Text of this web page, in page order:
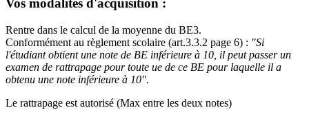
Vos modalités d'acquisition :
Rentre dans le calcul de la moyenne du BE3.
Conformément au règlement scolaire (art.3.3.2 page 6) : "Si
l'étudiant obtient une note de BE inférieure à 10, il peut passer un
examen de rattrapage pour toute ue de ce BE pour laquelle il a
obtenu une note inférieure à 10".
Le rattrapage est autorisé (Max entre les deux notes)